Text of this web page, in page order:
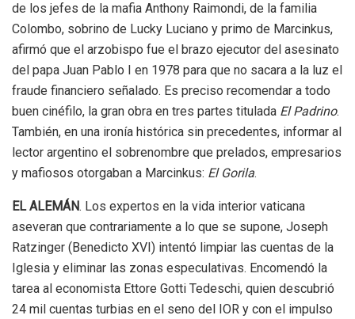
de los jefes de la mafia Anthony Raimondi, de la familia
Colombo, sobrino de Lucky Luciano y primo de Marcinkus,
afirmó que el arzobispo fue el brazo ejecutor del asesinato
del papa Juan Pablo I en 1978 para que no sacara a la luz el
fraude financiero señalado. Es preciso recomendar a todo
buen cinéfilo, la gran obra en tres partes titulada El Padrino.
También, en una ironía histórica sin precedentes, informar al
lector argentino el sobrenombre que prelados, empresarios
y mafiosos otorgaban a Marcinkus: El Gorila.
EL ALEMÁN. Los expertos en la vida interior vaticana
aseveran que contrariamente a lo que se supone, Joseph
Ratzinger (Benedicto XVI) intentó limpiar las cuentas de la
Iglesia y eliminar las zonas especulativas. Encomendó la
tarea al economista Ettore Gotti Tedeschi, quien descubrió
24 mil cuentas turbias en el seno del IOR y con el impulso